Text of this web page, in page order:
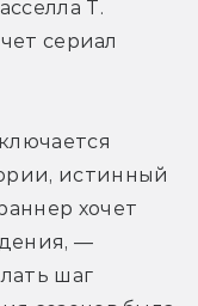
Т.
сериал
истинный
хочет
—
шаг